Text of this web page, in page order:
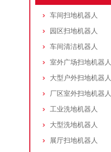
车间扫地机器人
园区扫地机器人
车间清洁机器人
室外广场扫地机器人
大型户外扫地机器人
厂区室外扫地机器人
工业洗地机器人
大型洗地机器人
展厅扫地机器人